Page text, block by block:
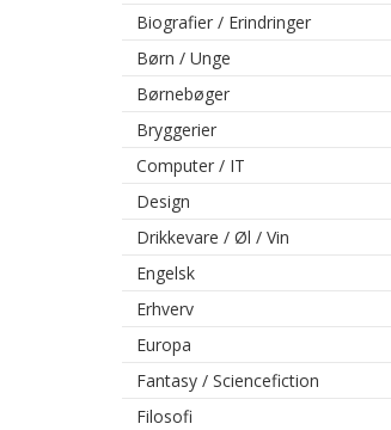
Biografier / Erindringer
Børn / Unge
Børnebøger
Bryggerier
Computer / IT
Design
Drikkevare / Øl / Vin
Engelsk
Erhverv
Europa
Fantasy / Sciencefiction
Filosofi